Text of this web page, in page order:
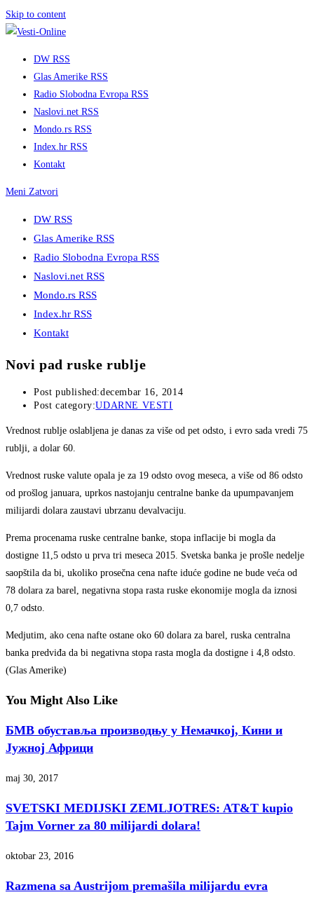
Skip to content
DW RSS
Glas Amerike RSS
Radio Slobodna Evropa RSS
Naslovi.net RSS
Mondo.rs RSS
Index.hr RSS
Kontakt
Meni Zatvori
DW RSS
Glas Amerike RSS
Radio Slobodna Evropa RSS
Naslovi.net RSS
Mondo.rs RSS
Index.hr RSS
Kontakt
Novi pad ruske rublje
Post published:decembar 16, 2014
Post category:UDARNE VESTI
Vrednost rublje oslabljena je danas za više od pet odsto, i evro sada vredi 75
rublji, a dolar 60.
Vrednost ruske valute opala je za 19 odsto ovog meseca, a više od 86 odsto
od prošlog januara, uprkos nastojanju centralne banke da upumpavanjem
milijardi dolara zaustavi ubrzanu devalvaciju.
Prema procenama ruske centralne banke, stopa inflacije bi mogla da
dostigne 11,5 odsto u prva tri meseca 2015. Svetska banka je prošle nedelje
saopštila da bi, ukoliko prosečna cena nafte iduće godine ne bude veća od
78 dolara za barel, negativna stopa rasta ruske ekonomije mogla da iznosi
0,7 odsto.
Medjutim, ako cena nafte ostane oko 60 dolara za barel, ruska centralna
banka predviđa da bi negativna stopa rasta mogla da dostigne i 4,8 odsto.
(Glas Amerike)
You Might Also Like
БМВ обуставља производњу у Немачкој, Кини и
Јужној Африци
maj 30, 2017
SVETSKI MEDIJSKI ZEMLJOTRES: AT&T kupio
Tajm Vorner za 80 milijardi dolara!
oktobar 23, 2016
Razmena sa Austrijom premašila milijardu evra